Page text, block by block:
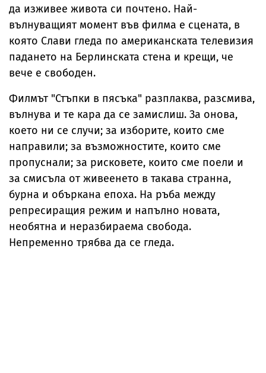
да изживее живота си почтено. Най-
вълнуващият момент във филма е сцената, в
която Слави гледа по американската телевизия
падането на Берлинската стена и крещи, че
вече е свободен.
Филмът "Стъпки в пясъка" разплаква, разсмива,
вълнува и те кара да се замислиш. За онова,
което ни се случи; за изборите, които сме
направили; за възможностите, които сме
пропуснали; за рисковете, които сме поели и
за смисъла от живеенето в такава странна,
бурна и объркана епоха. На ръба между
репресиращия режим и напълно новата,
необятна и неразбираема свобода.
Непременно трябва да се гледа.